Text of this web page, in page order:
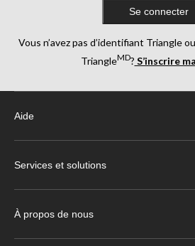
Se connecter
Vous n’avez pas d’identifiant Triangle
TriangleMD? S’inscrire
Aide
Services et solutions
À propos de nous